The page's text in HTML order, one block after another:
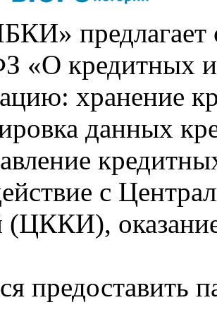
предлагает
«О кредитных
хранение
данных
с
(ЦККИ),
предоставить